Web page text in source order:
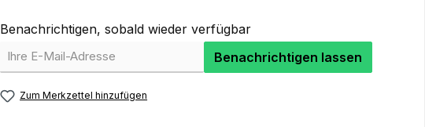
Benachrichtigen, sobald wieder verfügbar
Benachrichtigen lassen
Zum Merkzettel hinzufügen